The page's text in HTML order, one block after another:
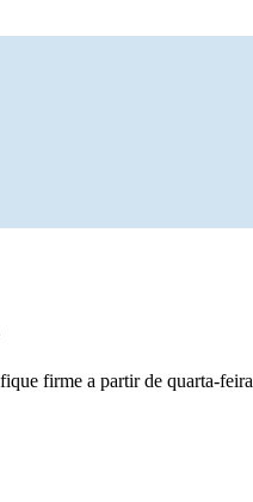
firme a partir de quarta-feira